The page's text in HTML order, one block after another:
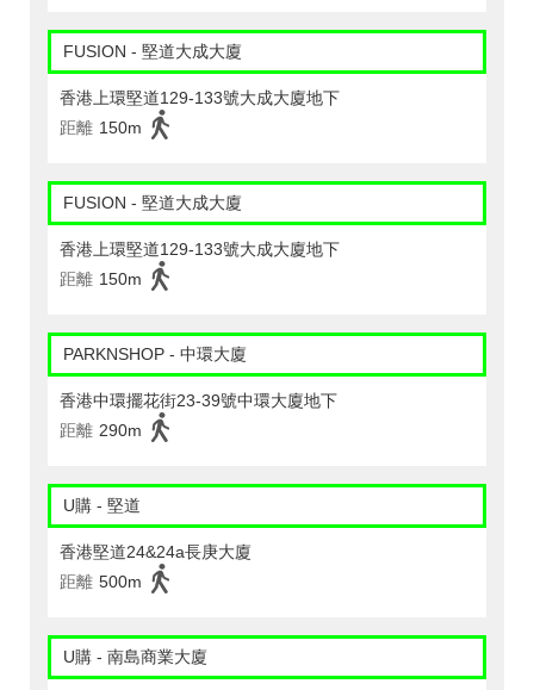
FUSION - 堅道大成大廈
香港上環堅道129-133號大成大廈地下
距離 150m
FUSION - 堅道大成大廈
香港上環堅道129-133號大成大廈地下
距離 150m
PARKNSHOP - 中環大廈
香港中環擺花街23-39號中環大廈地下
距離 290m
U購 - 堅道
香港堅道24&24a長庚大廈
距離 500m
U購 - 南島商業大廈